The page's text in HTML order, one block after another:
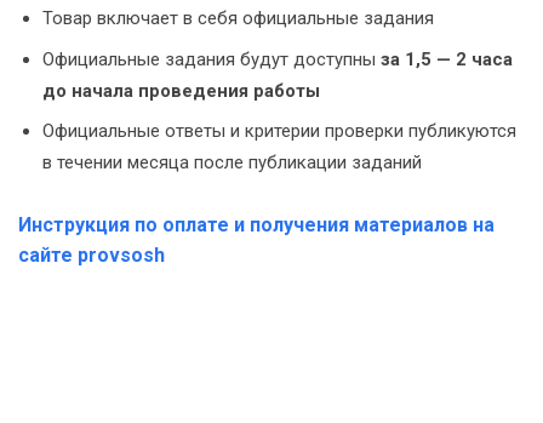
Товар включает в себя официальные задания
Официальные задания будут доступны за 1,5 — 2 часа
до начала проведения работы
Официальные ответы и критерии проверки публикуются
в течении месяца после публикации заданий
Инструкция по оплате и получения материалов на
сайте provsosh